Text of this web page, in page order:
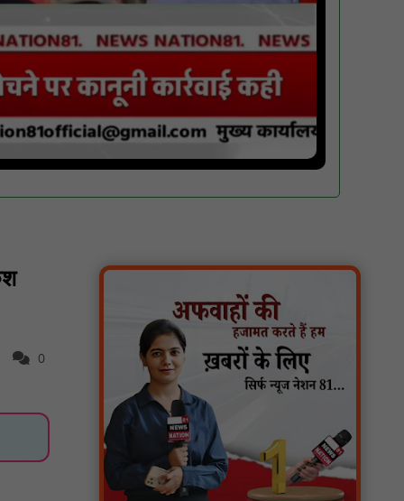
0
नियद नेल्लानार ग्रामों में बढ़ी सुरक्षा और सुविधा :
सरस्वती साइकिल योजना के तहत 18 छात्राओं को
साइकिल वितरण, 'एक पेड़ माँ के नाम' अभियान में
हुआ वृक्षारोपण : NN81
रेजिडेंट डॉक्टरों का शांतिपूर्ण आंदोलन जारी, सभी
रेजिडेंट्स का लंबित वेतन जारी होने तक संघर्ष रहेगा :
NN81
टिमरनी नगर व आसपास के ग्रामीण क्षेत्रों के स्कूल
वाहन चालकों ने तहसीलदार को सौंपा ज्ञापन, आज
हड़ताल पर रहे सभी वाहन चालक : NN81